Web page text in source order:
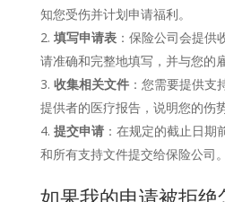
知您受伤并计划申请福利。
填写申请表：保险公司会提供
请准确和完整地填写，并与您的
收集相关文件：您需要提供支
提供者的医疗报告，说明您的伤
提交申请：在规定的截止日期
和所有支持文件提交给保险公司。
如果我的申请被拒绝